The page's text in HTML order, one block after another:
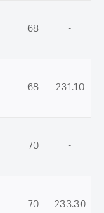
68 -
68 231.10
70 -
70 233.30